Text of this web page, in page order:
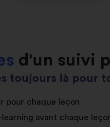
d'un suivi
toujours là pour
pour chaque leçon
avant chaque